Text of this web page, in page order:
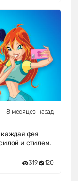
8 месяцев назад
фея
и стилем.
319 120